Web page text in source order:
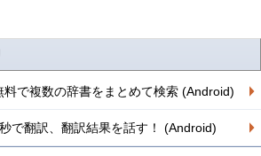
で複数の辞書をまとめて検索 (Android)
で翻訳、翻訳結果を話す！ (Android)